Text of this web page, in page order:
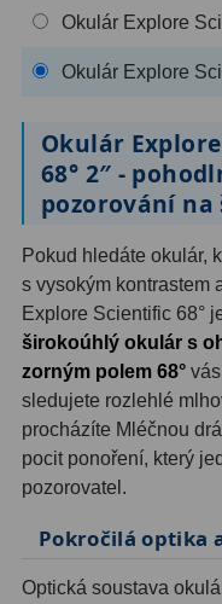
OIII
2
Planetární2
Barevné66
Barlow čočky65
Barlow 2x 38
Barlow 3x12
Barlow 4x
Převracecí
Okulár Explore
Okulár Explore
Okulár
68° 2″ -
pozorování
Pokud hledáte okulár,
s vysokým kontrastem
Explore Scientific 68°
širokoúhlý okulár s
zorným polem 68°
sledujete rozlehlé
procházíte Mléčnou
pocit ponoření, který
pozorovatel.
Pokročilá optika
Optická soustava